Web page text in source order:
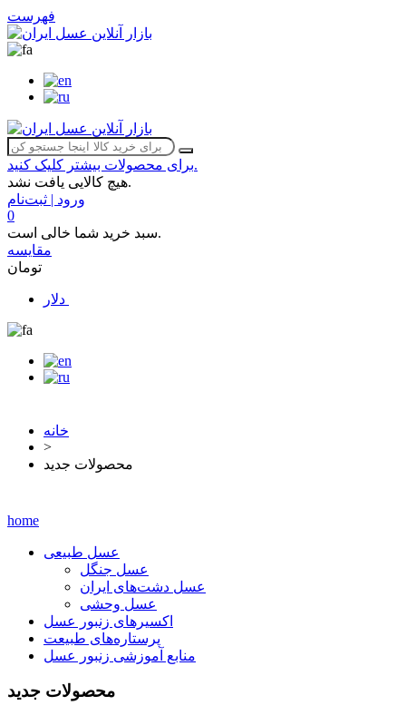
فهرست
برای محصولات بیشتر کلیک کنید.
هیچ کالایی یافت نشد.
ورود | ثبت‌نام
0
سبد خرید شما خالی است.
مقایسه
خانه
>
محصولات جدید
home
عسل طبیعی
عسل جنگل
عسل دشت‌‌های ایران
عسل وحشی
اکسیرهای زنبور عسل
پرستاره‌های طبیعت
منابع آموزشی زنبور عسل
محصولات جدید